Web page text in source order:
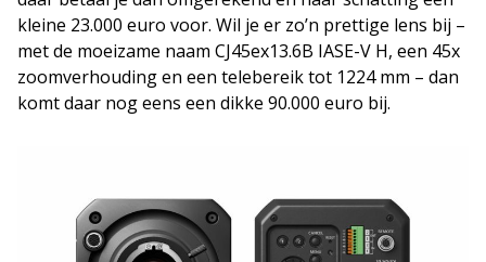
kleine 23.000 euro voor. Wil je er zo’n prettige lens bij –
met de moeizame naam CJ45ex13.6B IASE-V H, een 45x
zoomverhouding en een telebereik tot 1224 mm – dan
komt daar nog eens een dikke 90.000 euro bij.